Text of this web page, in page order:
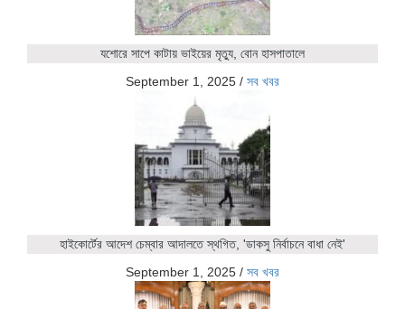
যশোরে সাপে কাটায় ভাইয়ের মৃত্যু, বোন হাসপাতালে
September 1, 2025 / সব খবর
হাইকোর্টের আদেশ চেম্বার আদালতে স্থগিত, 'ডাকসু নির্বাচনে বাধা নেই'
September 1, 2025 / সব খবর